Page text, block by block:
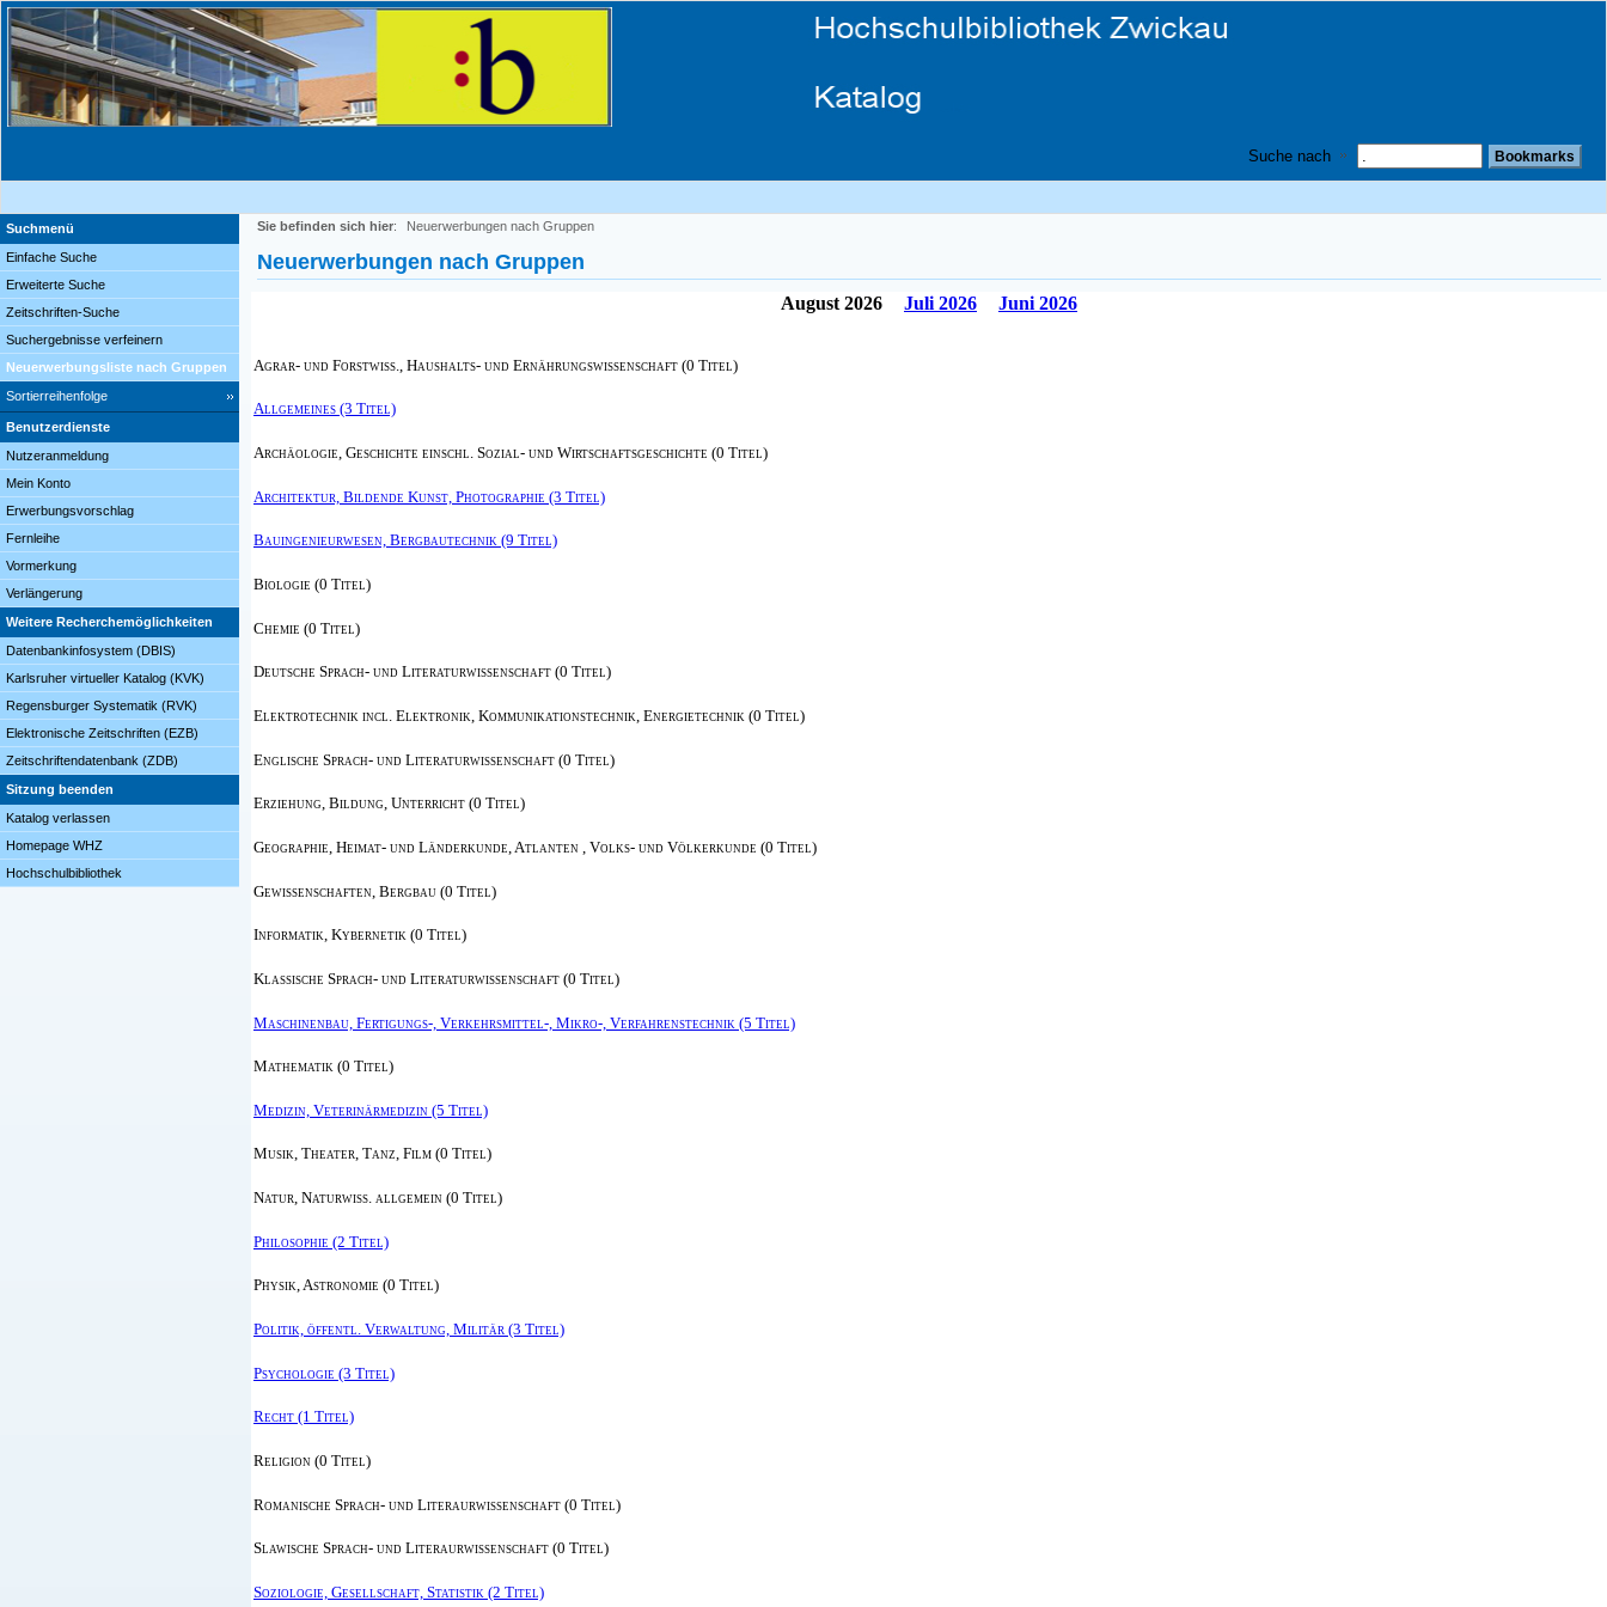
Suchmenü
Einfache Suche
Erweiterte Suche
Zeitschriften-Suche
Suchergebnisse verfeinern
Neuerwerbungsliste nach Gruppen
Sortierreihenfolge
Benutzerdienste
Nutzeranmeldung
Mein Konto
Erwerbungsvorschlag
Fernleihe
Vormerkung
Verlängerung
Weitere Recherchemöglichkeiten
Datenbankinfosystem (DBIS)
Karlsruher virtueller Katalog (KVK)
Regensburger Systematik (RVK)
Elektronische Zeitschriften (EZB)
Zeitschriftendatenbank (ZDB)
Sitzung beenden
Katalog verlassen
Homepage WHZ
Hochschulbibliothek
Sie befinden sich hier: Neuerwerbungen nach Gruppen
Neuerwerbungen nach Gruppen
August 2026 Juli 2026 Juni 2026
Agrar- und Forstwiss., Haushalts- und Ernährungswissenschaft (0 Titel)
Allgemeines (3 Titel)
Archäologie, Geschichte einschl. Sozial- und Wirtschaftsgeschichte (0 Titel)
Architektur, Bildende Kunst, Photographie (3 Titel)
Bauingenieurwesen, Bergbautechnik (9 Titel)
Biologie (0 Titel)
Chemie (0 Titel)
Deutsche Sprach- und Literaturwissenschaft (0 Titel)
Elektrotechnik incl. Elektronik, Kommunikationstechnik, Energietechnik (0 Titel)
Englische Sprach- und Literaturwissenschaft (0 Titel)
Erziehung, Bildung, Unterricht (0 Titel)
Geographie, Heimat- und Länderkunde, Atlanten , Volks- und Völkerkunde (0 Titel)
Gewissenschaften, Bergbau (0 Titel)
Informatik, Kybernetik (0 Titel)
Klassische Sprach- und Literaturwissenschaft (0 Titel)
Maschinenbau, Fertigungs-, Verkehrsmittel-, Mikro-, Verfahrenstechnik (5 Titel)
Mathematik (0 Titel)
Medizin, Veterinärmedizin (5 Titel)
Musik, Theater, Tanz, Film (0 Titel)
Natur, Naturwiss. allgemein (0 Titel)
Philosophie (2 Titel)
Physik, Astronomie (0 Titel)
Politik, öffentl. Verwaltung, Militär (3 Titel)
Psychologie (3 Titel)
Recht (1 Titel)
Religion (0 Titel)
Romanische Sprach- und Literaurwissenschaft (0 Titel)
Slawische Sprach- und Literaurwissenschaft (0 Titel)
Soziologie, Gesellschaft, Statistik (2 Titel)
Suche nach